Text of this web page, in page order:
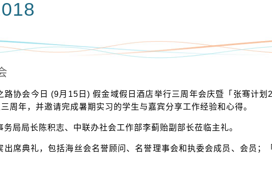
路协会今日 (9月15日) 假金域假日酒店举行三周年会庆暨「张骞计
周年，并邀请完成暑期实习的学生与嘉宾分享工作经验和心得。
务局局长陈积志、中联办社会工作部李蓟贻副部长莅临主礼。
出席典礼，包括海丝会名誉顾问、名誉理事会和执委会成员、会员；